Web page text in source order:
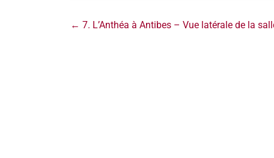
← 7. L’Anthéa à Antibes – Vue latérale de la